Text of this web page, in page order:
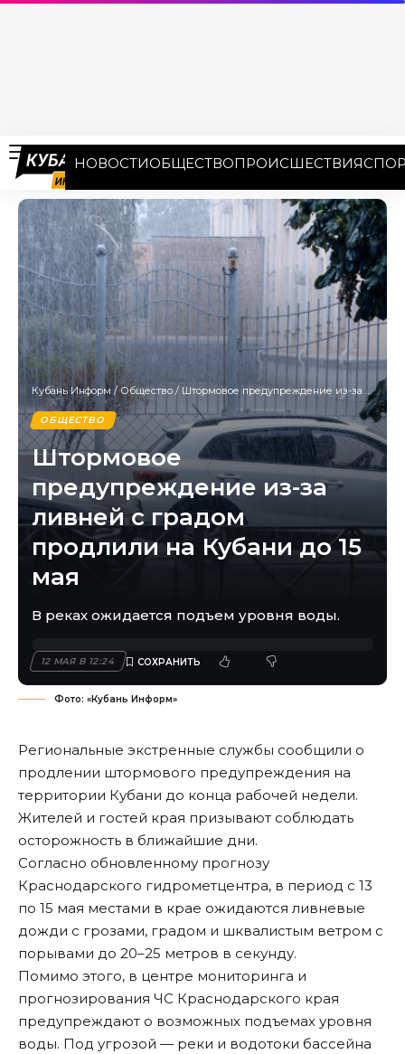
НОВОСТИОБЩЕСТВОПРОИСШЕСТВИЯ
Кубань Информ / Общество / Штормовое предупреждение из-за ливней с градом продлили на Кубани до 15 мая
ОБЩЕСТВО
Штормовое
предупреждение из-за
ливней с градом
продлили на Кубани до 15
мая
В реках ожидается подъем уровня воды.
12 МАЯ В 12:24
Фото: «Кубань Информ»
Региональные экстренные службы сообщили о
продлении штормового предупреждения на
территории Кубани до конца рабочей недели.
Жителей и гостей края призывают соблюдать
осторожность в ближайшие дни.
Согласно обновленному прогнозу
Краснодарского гидрометцентра, в период с 13
по 15 мая местами в крае ожидаются ливневые
дожди с грозами, градом и шквалистым ветром с
порывами до 20–25 метров в секунду.
Помимо этого, в центре мониторинга и
прогнозирования ЧС Краснодарского края
предупреждают о возможных подъемах уровня
воды. Под угрозой — реки и водотоки бассейна